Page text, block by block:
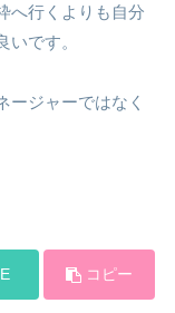
へ行くよりも自分
です。
ージャーではなく
コピー